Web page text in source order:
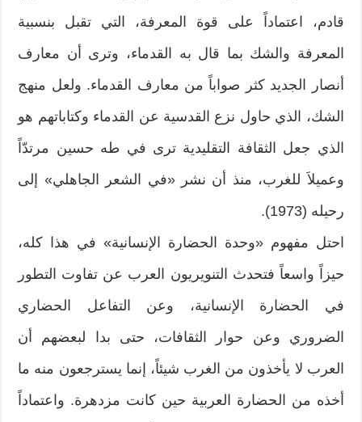
قادم، اعتماداً على قوة المعرفة، التي تقبل بنسبية
المعرفة والشك بما قال به القدماء، وترى أن معارف
أنصار الجديد كثر صواباً من معارف القدماء. ولعل منهج
الشك، الذي حاول نزع القدسية عن القدماء وكتاباتهم هو
الذي جعل الثقافة التقليدية ترى في طه حسين مرتدّاً
وعميلاَ للغرب، منذ أن نشر «في الشعر الجاهلي» إلى
رحيله (1973).
احتل مفهوم «وحدة الحضارة الإنسانية» في هذا كله،
حيزاً واسعاً فتحدث التنويريون العرب عن تفاوت التطور
في الحضارة الإنسانية، وعن التفاعل الحضاري
الضروري وعن حوار الثقافات، حتى بدا لبعضهم أن
العرب لا يأخذون من الغرب شيئاً، إنما يسترجعون منه ما
أخذه من الحضارة العربية حين كانت مزدهرة. واعتماداً